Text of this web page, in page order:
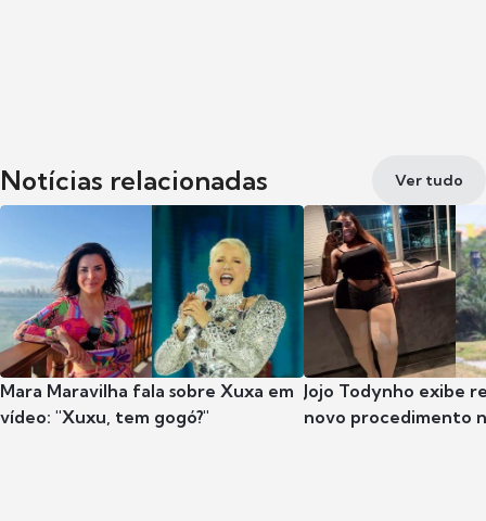
Notícias relacionadas Ver tudo
Mara Maravilha fala sobre Xuxa em
vídeo: "Xuxu, tem gogó?"
Jojo Todynho exibe
novo procedimento